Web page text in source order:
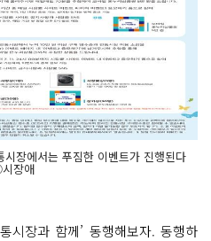
장에서는 푸짐한 이벤트가 진행된다
장애
시장과 함께’ 동행해보자. 동행하